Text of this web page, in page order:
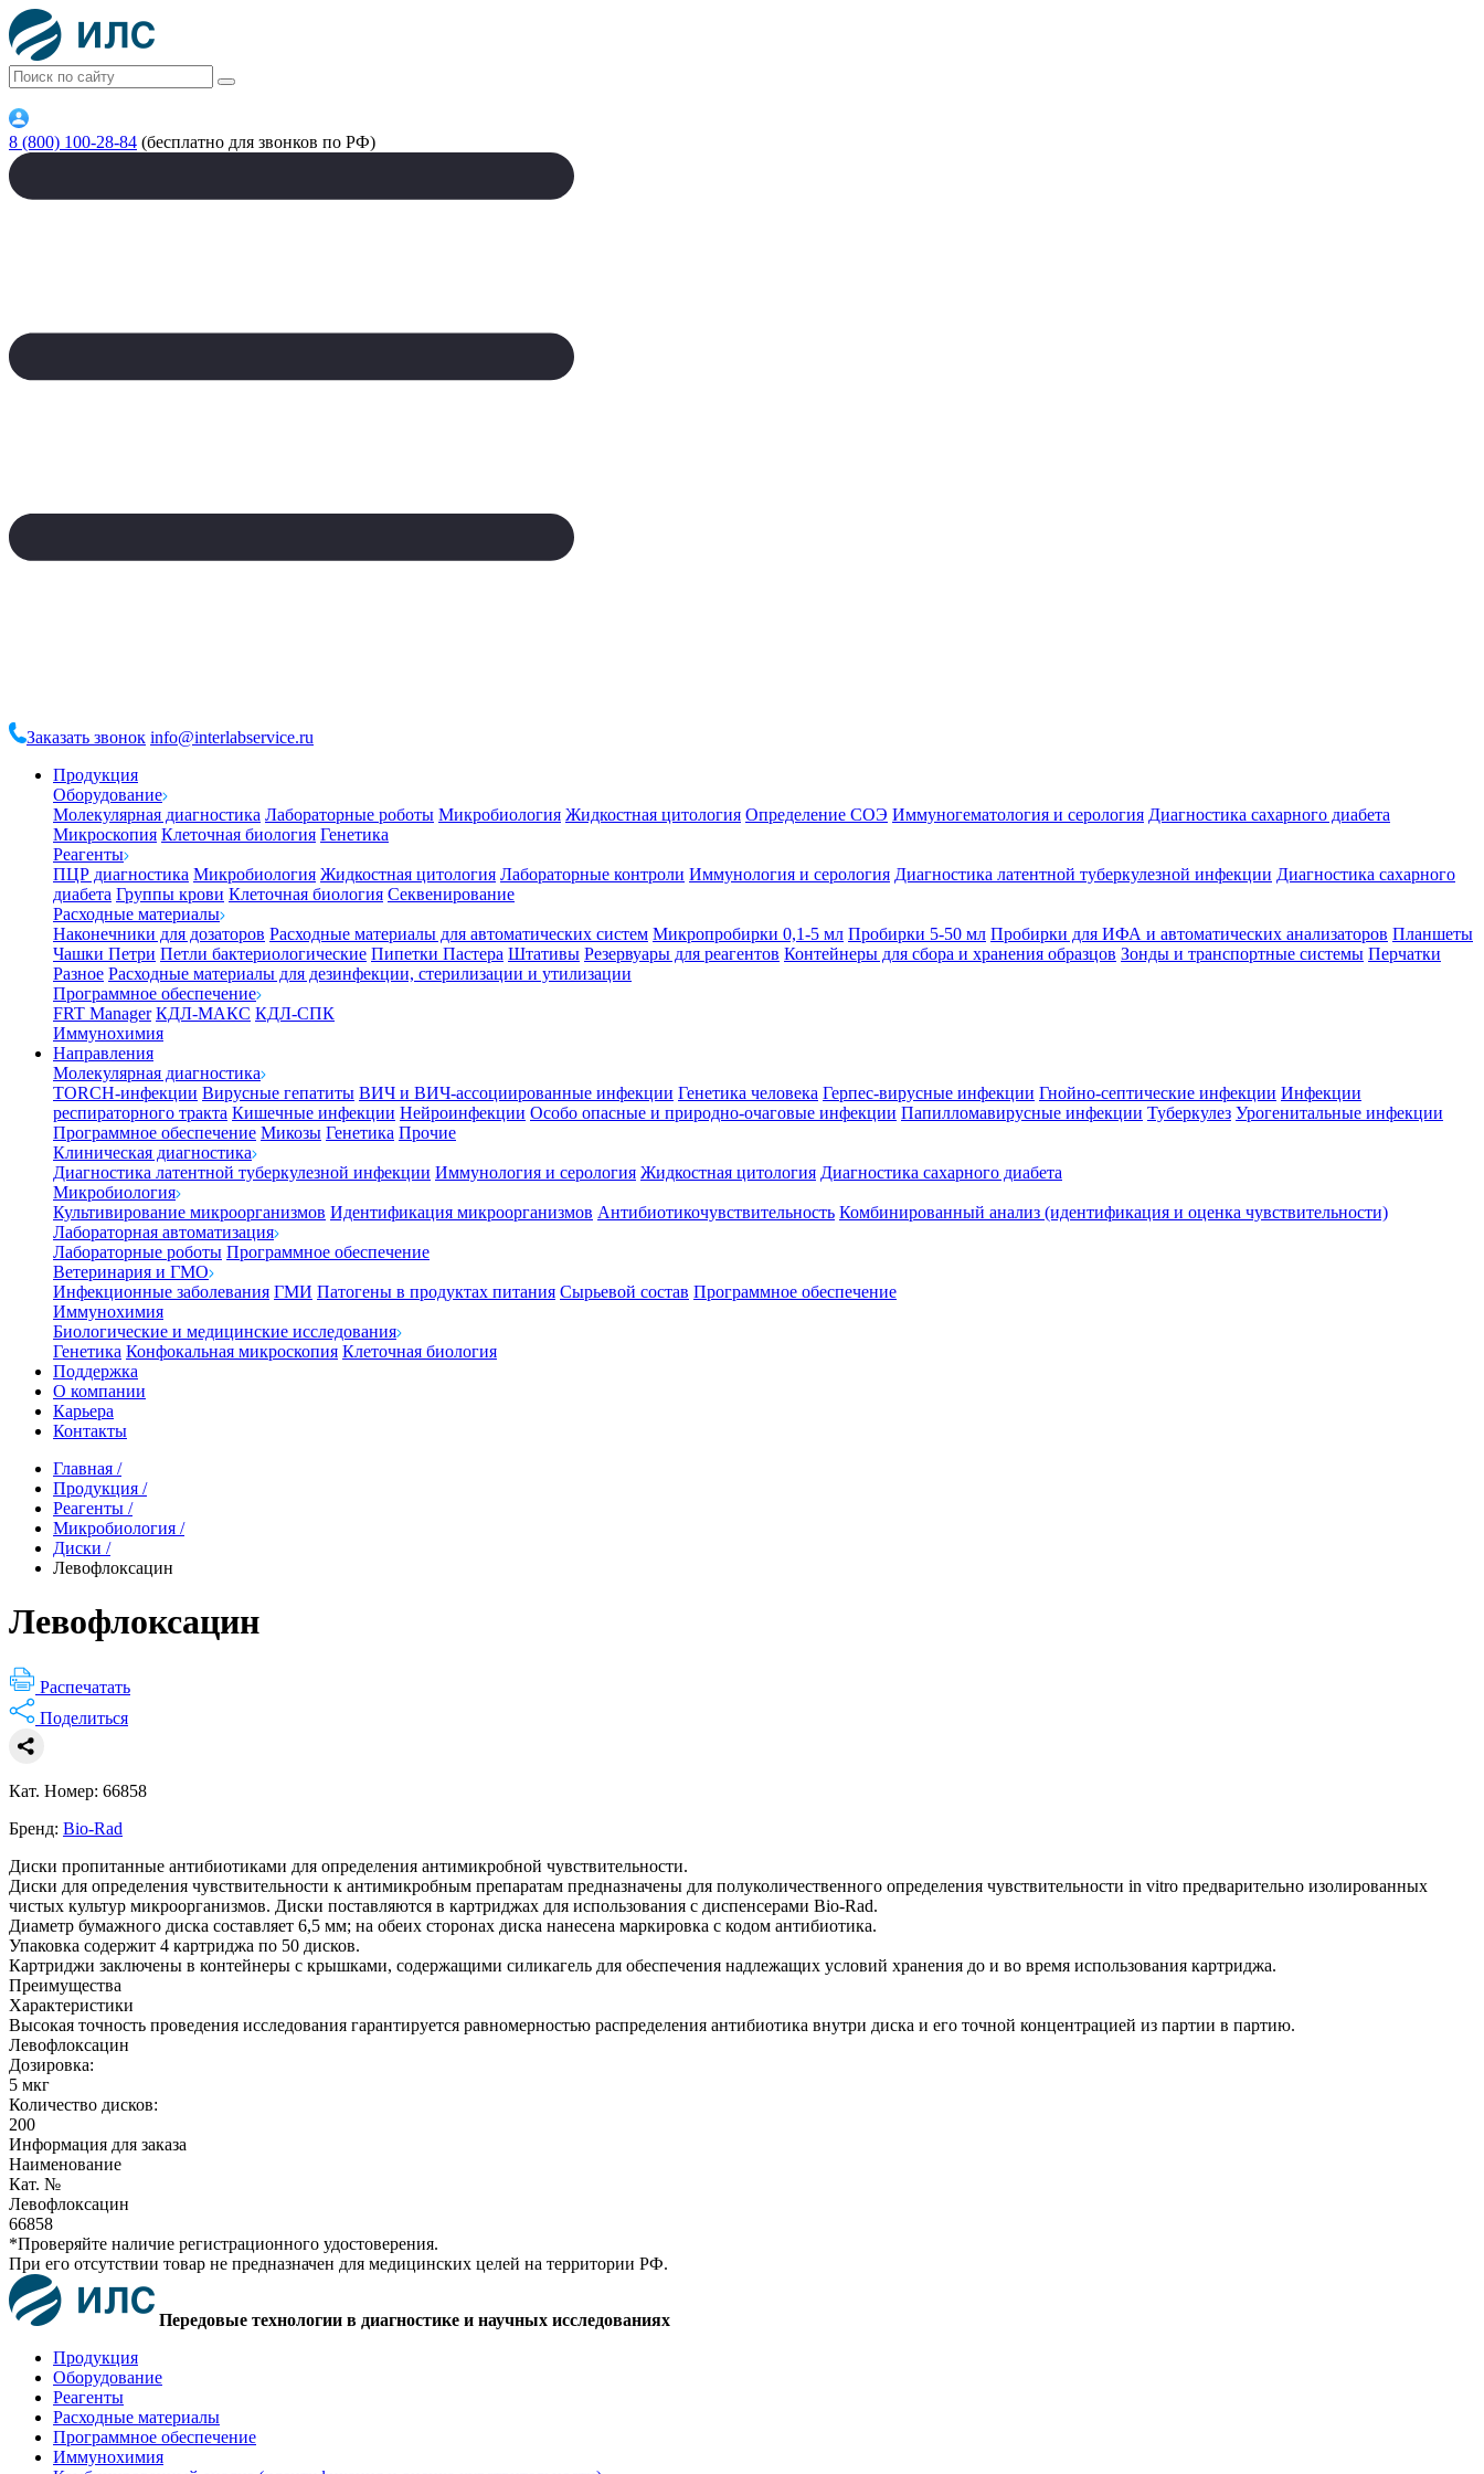
8 (800) 100-28-84 (бесплатно для звонков по РФ)
Заказать звонок info@interlabservice.ru
Продукция
Оборудование
Молекулярная диагностика Лабораторные роботы Микробиология Жидкостная цитология Определение СОЭ Иммуногематология и серология Диагностика сахарного диабета
Микроскопия Клеточная биология Генетика
Реагенты
ПЦР диагностика Микробиология Жидкостная цитология Лабораторные контроли Иммунология и серология Диагностика латентной туберкулезной инфекции Диагностика сахарного
диабета Группы крови Клеточная биология Секвенирование
Расходные материалы
Наконечники для дозаторов Расходные материалы для автоматических систем Микропробирки 0,1-5 мл Пробирки 5-50 мл Пробирки для ИФА и автоматических анализаторов Планшеты
Чашки Петри Петли бактериологические Пипетки Пастера Штативы Резервуары для реагентов Контейнеры для сбора и хранения образцов Зонды и транспортные системы Перчатки
Разное Расходные материалы для дезинфекции, стерилизации и утилизации
Программное обеспечение
FRT Manager КДЛ-МАКС КДЛ-СПК
Иммунохимия
Направления
Молекулярная диагностика
TORCH-инфекции Вирусные гепатиты ВИЧ и ВИЧ-ассоциированные инфекции Генетика человека Герпес-вирусные инфекции Гнойно-септические инфекции Инфекции
респираторного тракта Кишечные инфекции Нейроинфекции Особо опасные и природно-очаговые инфекции Папилломавирусные инфекции Туберкулез Урогенитальные инфекции
Программное обеспечение Микозы Генетика Прочие
Клиническая диагностика
Диагностика латентной туберкулезной инфекции Иммунология и серология Жидкостная цитология Диагностика сахарного диабета
Микробиология
Культивирование микроорганизмов Идентификация микроорганизмов Антибиотикочувствительность Комбинированный анализ (идентификация и оценка чувствительности)
Лабораторная автоматизация
Лабораторные роботы Программное обеспечение
Ветеринария и ГМО
Инфекционные заболевания ГМИ Патогены в продуктах питания Сырьевой состав Программное обеспечение
Иммунохимия
Биологические и медицинские исследования
Генетика Конфокальная микроскопия Клеточная биология
Поддержка
О компании
Карьера
Контакты
Главная /
Продукция /
Реагенты /
Микробиология /
Диски /
Левофлоксацин
Левофлоксацин
Распечатать
Поделиться
Кат. Номер: 66858
Бренд: Bio-Rad
Диски пропитанные антибиотиками для определения антимикробной чувствительности.
Диски для определения чувствительности к антимикробным препаратам предназначены для полуколичественного определения чувствительности in vitro предварительно изолированных
чистых культур микроорганизмов. Диски поставляются в картриджах для использования с диспенсерами Bio-Rad.
Диаметр бумажного диска составляет 6,5 мм; на обеих сторонах диска нанесена маркировка с кодом антибиотика.
Упаковка содержит 4 картриджа по 50 дисков.
Картриджи заключены в контейнеры с крышками, содержащими силикагель для обеспечения надлежащих условий хранения до и во время использования картриджа.
Преимущества
Характеристики
Высокая точность проведения исследования гарантируется равномерностью распределения антибиотика внутри диска и его точной концентрацией из партии в партию.
Левофлоксацин
Дозировка:
5 мкг
Количество дисков:
200
Информация для заказа
Наименование
Кат. №
Левофлоксацин
66858
*Проверяйте наличие регистрационного удостоверения.
При его отсутствии товар не предназначен для медицинских целей на территории РФ.
Передовые технологии в диагностике и научных исследованиях
Продукция
Оборудование
Реагенты
Расходные материалы
Программное обеспечение
Иммунохимия